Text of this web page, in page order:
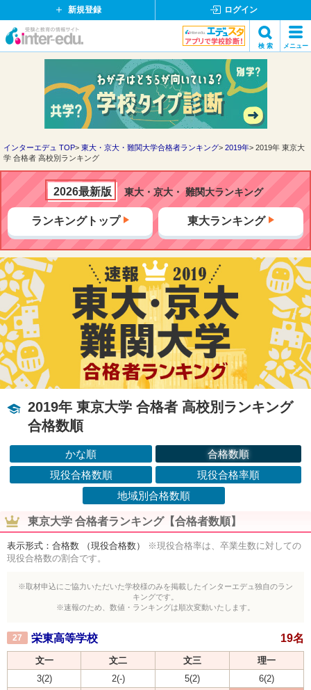
新規登録 ログイン
イ
ド
ッ
ト
検 索 メニュー
検索
インターエデュ TOP 東大・京大・難関大学合格者ランキング 2019年
2019年 東京大
学 合格者 高校別ランキング
2026最新版 東大・京大・ 難関大ランキング
ランキングトップ 東大ランキング
2019年 東京大学 合格者 高校別ランキング
合格数順
かな順
合格数順
現役合格数順
現役合格率順
地域別合格数順
東京大学 合格者ランキング【合格者数順】
表示形式：合格数 （現役合格数）
※現役合格率は、卒業生数に対しての
現役合格数の割合です。
※取材申込にご協力いただいた学校様のみを掲載したインターエデュ独自のラン
キングです。
※速報のため、数値・ランキングは順次変動いたします。
27 栄東高等学校 19名
文一 文二 文三
理一
3(2)
2(-) 5(2)
6(2)